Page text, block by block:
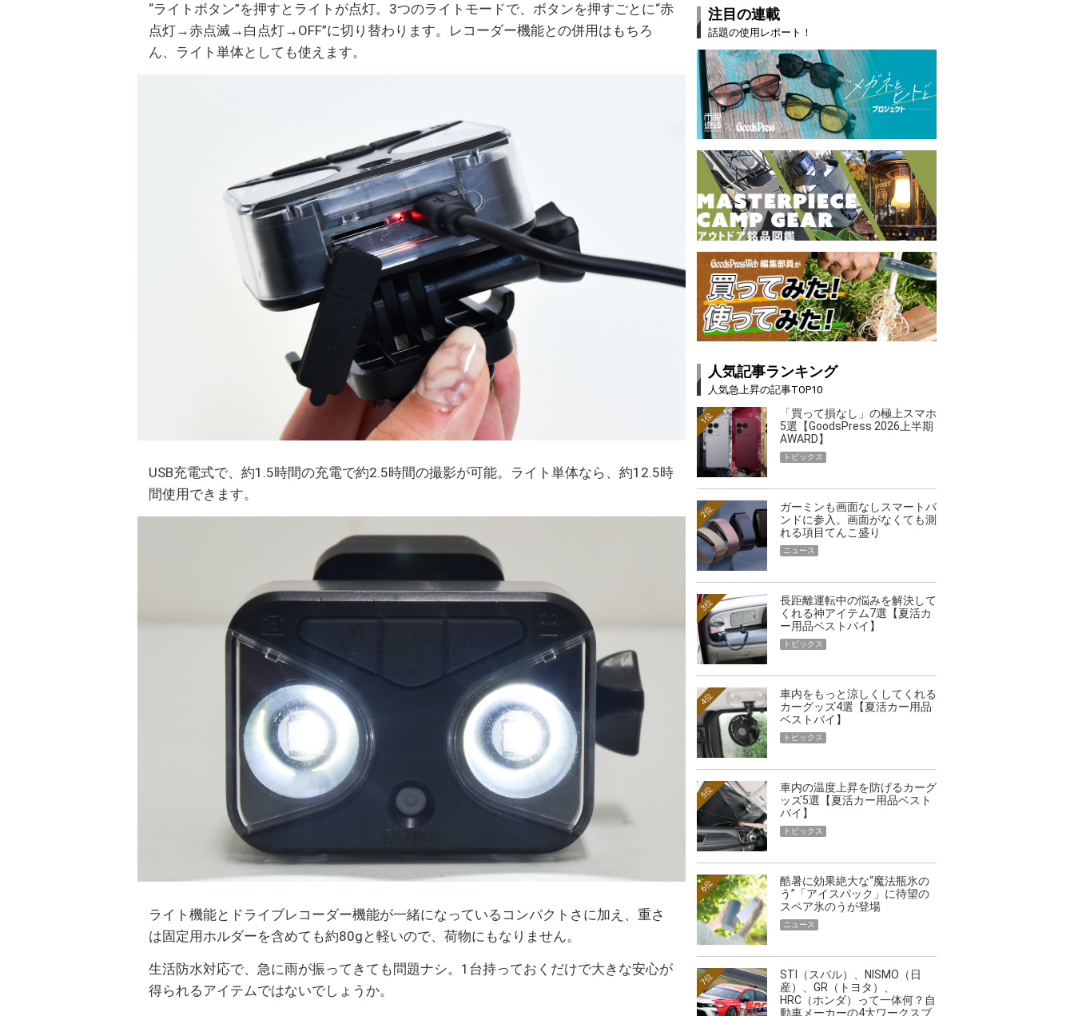
“ライトボタン”を押すとライトが点灯。3つのライトモードで、ボタンを押すごとに“赤
点灯→赤点滅→白点灯→OFF”に切り替わります。レコーダー機能との併用はもちろ
ん、ライト単体としても使えます。
USB充電式で、約1.5時間の充電で約2.5時間の撮影が可能。ライト単体なら、約12.5時
間使用できます。
ライト機能とドライブレコーダー機能が一緒になっているコンパクトさに加え、重さ
は固定用ホルダーを含めても約80gと軽いので、荷物にもなりません。
生活防水対応で、急に雨が振ってきても問題ナシ。1台持っておくだけで大きな安心が
得られるアイテムではないでしょうか。
注目の連載
話題の使用レポート！
人気記事ランキング
人気急上昇の記事TOP10
「買って損なし」の極上スマホ
5選【GoodsPress 2026上半期
AWARD】
1位
トピックス
ガーミンも画面なしスマートバ
ンドに参入。画面がなくても測
れる項目てんこ盛り
2位
ニュース
長距離運転中の悩みを解決して
くれる神アイテム7選【夏活カ
ー用品ベストバイ】
3位
トピックス
車内をもっと涼しくしてくれる
カーグッズ4選【夏活カー用品
ベストバイ】
4位
トピックス
車内の温度上昇を防げるカーグ
ッズ5選【夏活カー用品ベスト
バイ】
5位
トピックス
酷暑に効果絶大な“魔法瓶氷の
う”「アイスパック」に待望の
スペア氷のうが登場
6位
ニュース
STI（スバル）、NISMO（日
産）、GR（トヨタ）、
HRC（ホンダ）って一体何？自
動車メーカーの4大ワークスブ
7位